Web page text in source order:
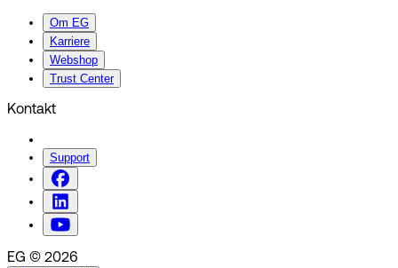
Om EG
Karriere
Webshop
Trust Center
Kontakt
Support
EG © 2026